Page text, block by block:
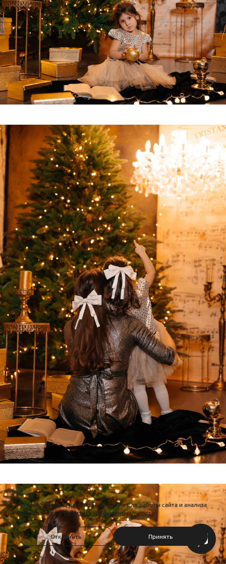
На сайте используются файлы cookie для работы сайта и анализа
посещаемости.Политика конфиденциальности
Отклонить Принять